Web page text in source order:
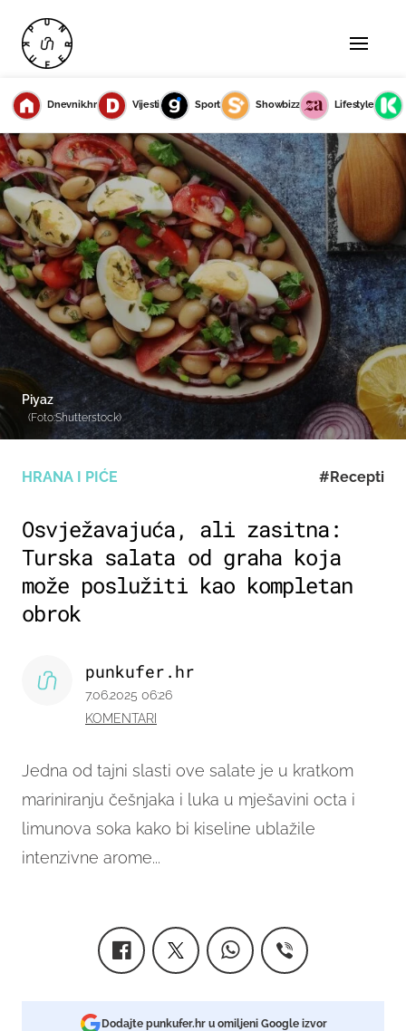
Dnevnik.hr Vijesti Sport Showbizz Lifestyle
HRANA I PIĆE #Recepti
Osvježavajuća, ali zasitna:
Turska salata od graha koja
može poslužiti kao kompletan
obrok
Jedna od tajni slasti ove salate je u kratkom
mariniranju češnjaka i luka u mješavini octa i
limunova soka kako bi kiseline ublažile
intenzivne arome...
punkufer.hr
7.06.2025 06:26
KOMENTARI
Piyaz
(Foto:Shutterstock)
Dodajte punkufer.hr u omiljeni Google izvor